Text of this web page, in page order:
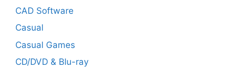
CAD Software
Casual
Casual Games
CD/DVD & Blu-ray